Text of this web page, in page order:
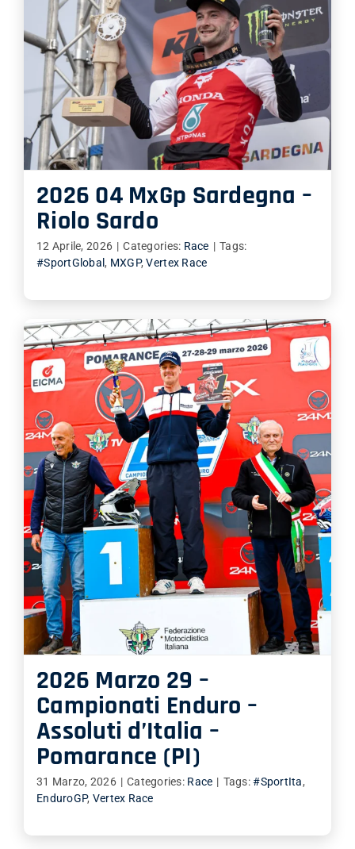
2026 04 MxGp Sardegna –
Riolo Sardo
12 Aprile, 2026 | Categories: Race | Tags:
#SportGlobal , MXGP,Vertex Race
2026 Marzo 29 –
Campionati Enduro –
Assoluti d’Italia –
Pomarance (PI)
31 Marzo, 2026 | Categories: Race | Tags:#SportIta,
EnduroGP, Vertex Race